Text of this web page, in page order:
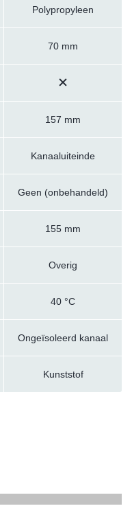
Polypropyleen
70 mm
157 mm
Kanaaluiteinde
Geen (onbehandeld)
155 mm
Overig
40 °C
Ongeïsoleerd kanaal
Kunststof